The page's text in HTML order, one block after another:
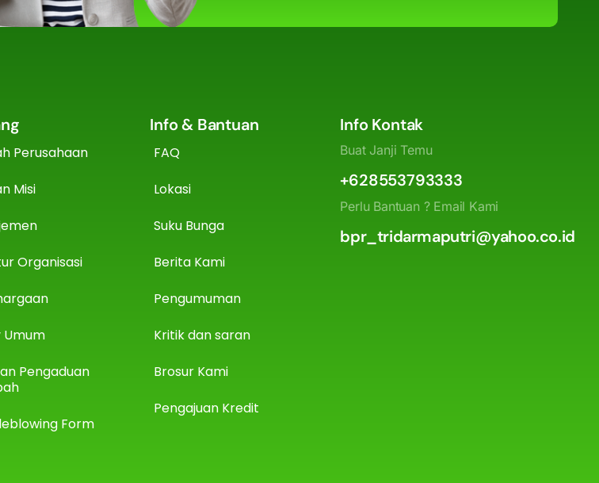
Perusahaan
Misi
Organisasi
Umum
Pengaduan
Form
Info & Bantuan
FAQ
Lokasi
Suku Bunga
Berita Kami
Pengumuman
Kritik dan saran
Brosur Kami
Pengajuan Kredit
Info Kontak
Buat Janji Temu
+628553793333
Perlu Bantuan ? Email Kami
bpr_tridarmaputri@yahoo.co.id